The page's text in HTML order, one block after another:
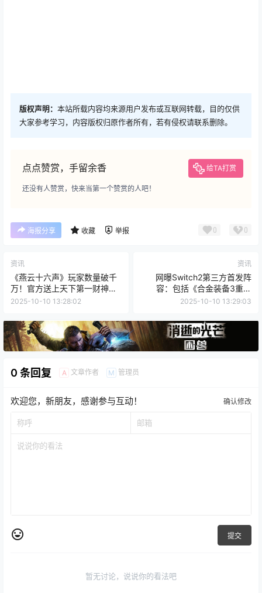
版权声明： 本站所载内容均来源用户发布或互联网转载，目的仅供
大家参考学习，内容版权归原作者所有，若有侵权请联系删除。
点点赞赏，手留余香 给TA打赏
还没有人赞赏，快来当第一个赞赏的人吧！
海报分享 收藏 举报 0 0
资讯
《燕云十六声》玩家数量破千
万！官方送上天下第一财神祝
福！
2025-10-10 13:28:02
资讯
网曝Switch2第三方首发阵
容：包括《合金装备3重制
版》《AC幻景》等知名大作
2025-10-10 13:29:03
0 条回复 A 文章作者 M 管理员
欢迎您，新朋友，感谢参与互动！ 确认修改
提交
暂无讨论，说说你的看法吧